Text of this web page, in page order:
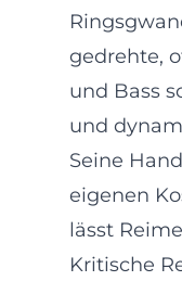
gedrehte,
und Bass
und
Seine
eigenen
lässt
Kritische